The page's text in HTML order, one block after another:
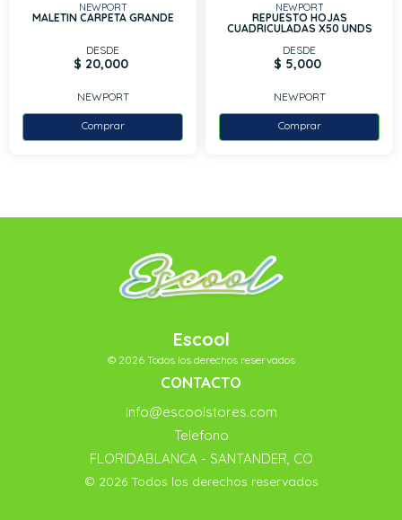
NEWPORT
MALETIN CARPETA GRANDE
DESDE
$ 20,000
NEWPORT
Comprar
NEWPORT
REPUESTO HOJAS
CUADRICULADAS X50 UNDS
DESDE
$ 5,000
NEWPORT
Comprar
Escool
© 2026 Todos los derechos reservados
CONTACTO
info@escoolstores.com
Telefono
FLORIDABLANCA - SANTANDER, CO
© 2026 Todos los derechos reservados